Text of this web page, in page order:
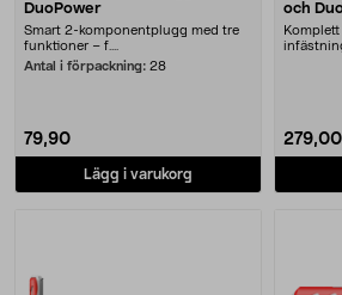
DuoPower
Smart 2-komponentplugg med tre
funktioner – f....
Antal i förpackning: 28
79,90
Lägg i varukorg
och
279,00